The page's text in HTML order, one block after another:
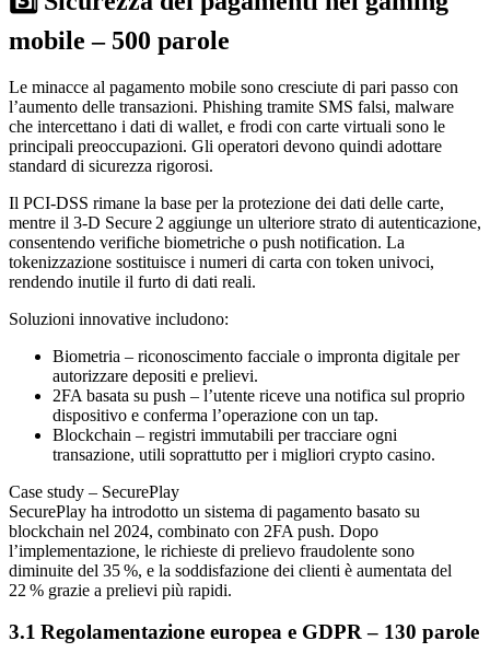
mobile – 500 parole
Le minacce al pagamento mobile sono cresciute di pari passo con
l’aumento delle transazioni. Phishing tramite SMS falsi, malware
che intercettano i dati di wallet, e frodi con carte virtuali sono le
principali preoccupazioni. Gli operatori devono quindi adottare
standard di sicurezza rigorosi.
Il PCI‑DSS rimane la base per la protezione dei dati delle carte,
mentre il 3‑D Secure 2 aggiunge un ulteriore strato di autenticazione,
consentendo verifiche biometriche o push notification. La
tokenizzazione sostituisce i numeri di carta con token univoci,
rendendo inutile il furto di dati reali.
Soluzioni innovative includono:
Biometria – riconoscimento facciale o impronta digitale per
autorizzare depositi e prelievi.
2FA basata su push – l’utente riceve una notifica sul proprio
dispositivo e conferma l’operazione con un tap.
Blockchain – registri immutabili per tracciare ogni
transazione, utili soprattutto per i migliori crypto casino.
Case study – SecurePlay
SecurePlay ha introdotto un sistema di pagamento basato su
blockchain nel 2024, combinato con 2FA push. Dopo
l’implementazione, le richieste di prelievo fraudolente sono
diminuite del 35 %, e la soddisfazione dei clienti è aumentata del
22 % grazie a prelievi più rapidi.
3.1 Regolamentazione europea e GDPR – 130 parole